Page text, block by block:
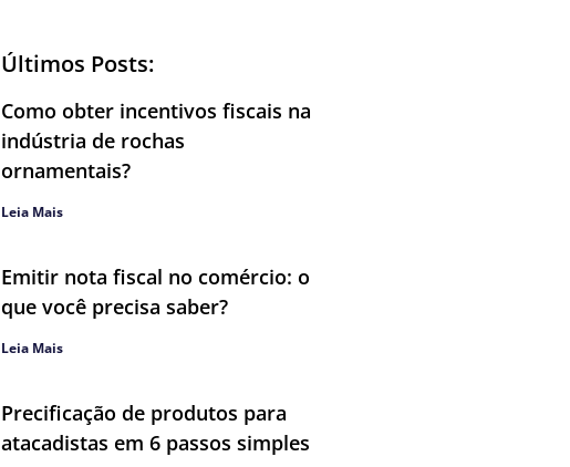
Últimos Posts:
Como obter incentivos fiscais na
indústria de rochas
ornamentais?
Leia Mais
Emitir nota fiscal no comércio: o
que você precisa saber?
Leia Mais
Precificação de produtos para
atacadistas em 6 passos simples